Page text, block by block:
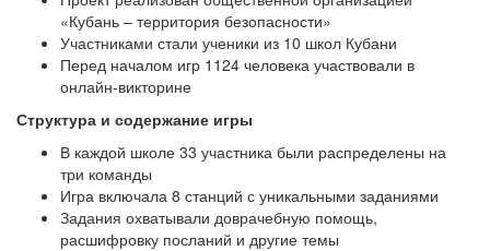
«Кубань – территория безопасности»
Участниками стали ученики из 10 школ Кубани
Перед началом игр 1124 человека участвовали в
онлайн-викторине
Структура и содержание игры
В каждой школе 33 участника были распределены на
три команды
Игра включала 8 станций с уникальными заданиями
Задания охватывали доврачебную помощь,
расшифровку посланий и другие темы